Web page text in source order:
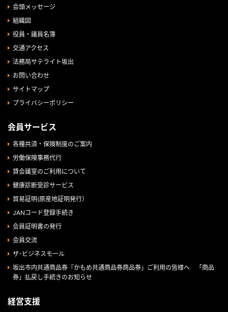
会頭メッセージ
組織図
役員・議員名簿
交通アクセス
法務局サテライト坂出
お問い合わせ
サイトマップ
プライバシーポリシー
会員サービス
各種共済・保険制度のご案内
労働保険事務代行
貸会議室のご利用について
健康診断受診サービス
貿易証明(原産地証明発行）
JANコード登録手続き
会員証明書の発行
会員交流
ザ･ビジネスモール
坂出市内共通商品券『かもめ共通商品券商品券」ご利用の皆様へ 「商品
券」払戻し手続きのお知らせ
経営支援